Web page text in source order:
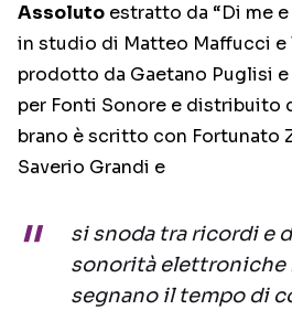
Assoluto estratto da “Di me
in studio di Matteo Maffucci e
prodotto da Gaetano Puglisi
per Fonti Sonore e distribuito
brano è scritto con Fortunato
Saverio Grandi e
si snoda tra ricordi e
sonorità elettroniche
segnano il tempo di